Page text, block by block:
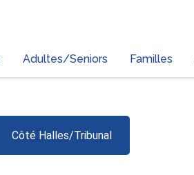
Adultes/Seniors Familles
Côté Halles/Tribunal